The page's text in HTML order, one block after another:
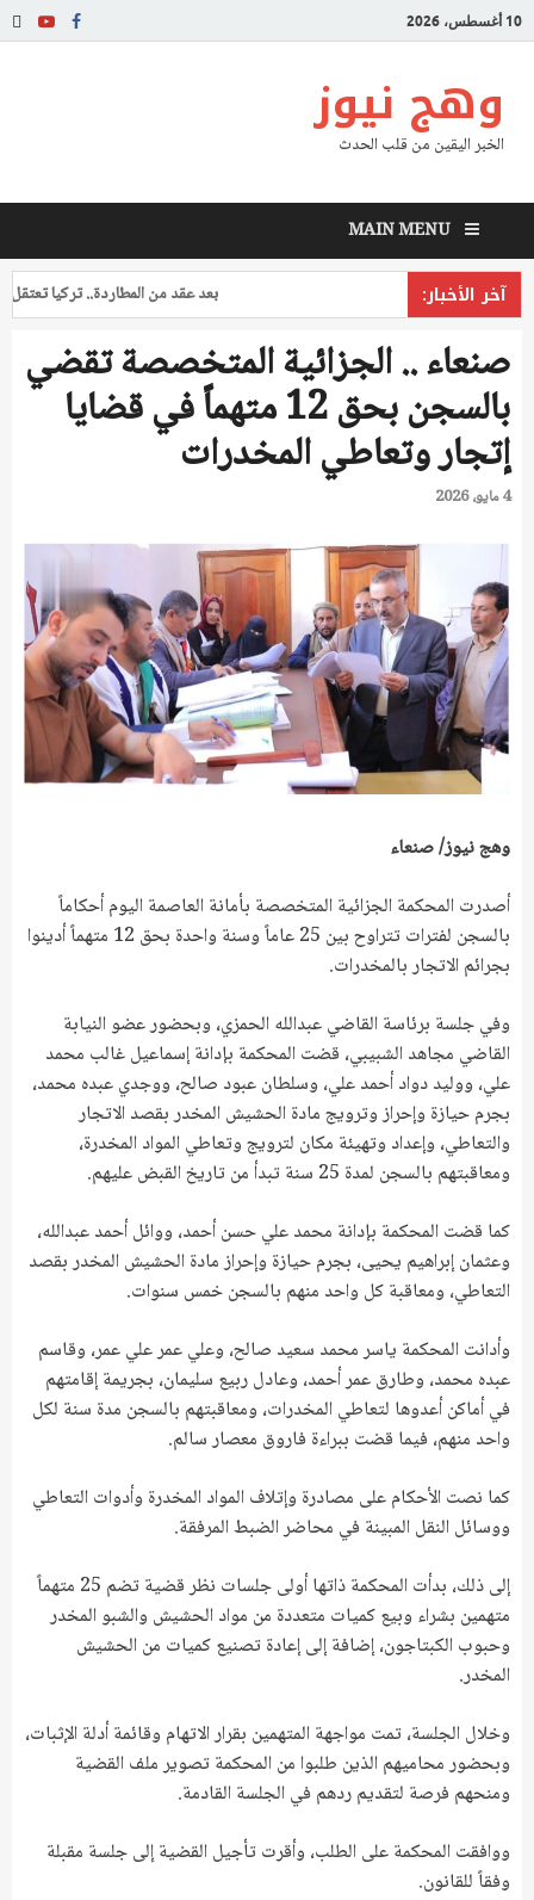
10 أغسطس، 2026
وهج نيوز
الخبر اليقين من قلب الحدث
MAIN MENU
آخر الأخبار: بعد عقد من المطاردة.. تركيا تعتقل
صنعاء .. الجزائية المتخصصة تقضي
بالسجن بحق 12 متهماً في قضايا
إتجار وتعاطي المخدرات
4 مايو، 2026
وهج نيوز/ صنعاء
أصدرت المحكمة الجزائية المتخصصة بأمانة العاصمة اليوم أحكاماً
بالسجن لفترات تتراوح بين 25 عاماً وسنة واحدة بحق 12 متهماً أدينوا
بجرائم الاتجار بالمخدرات.
وفي جلسة برئاسة القاضي عبدالله الحمزي، وبحضور عضو النيابة
القاضي مجاهد الشبيبي، قضت المحكمة بإدانة إسماعيل غالب محمد
علي، ووليد دواد أحمد علي، وسلطان عبود صالح، ووجدي عبده محمد،
بجرم حيازة وإحراز وترويج مادة الحشيش المخدر بقصد الاتجار
والتعاطي، وإعداد وتهيئة مكان لترويج وتعاطي المواد المخدرة،
ومعاقبتهم بالسجن لمدة 25 سنة تبدأ من تاريخ القبض عليهم.
كما قضت المحكمة بإدانة محمد علي حسن أحمد، ووائل أحمد عبدالله،
وعثمان إبراهيم يحيى، بجرم حيازة وإحراز مادة الحشيش المخدر بقصد
التعاطي، ومعاقبة كل واحد منهم بالسجن خمس سنوات.
وأدانت المحكمة ياسر محمد سعيد صالح، وعلي عمر علي عمر، وقاسم
عبده محمد، وطارق عمر أحمد، وعادل ربيع سليمان، بجريمة إقامتهم
في أماكن أعدوها لتعاطي المخدرات، ومعاقبتهم بالسجن مدة سنة لكل
واحد منهم، فيما قضت ببراءة فاروق معصار سالم.
كما نصت الأحكام على مصادرة وإتلاف المواد المخدرة وأدوات التعاطي
ووسائل النقل المبينة في محاضر الضبط المرفقة.
إلى ذلك، بدأت المحكمة ذاتها أولى جلسات نظر قضية تضم 25 متهماً
متهمين بشراء وبيع كميات متعددة من مواد الحشيش والشبو المخدر
وحبوب الكبتاجون، إضافة إلى إعادة تصنيع كميات من الحشيش
المخدر.
وخلال الجلسة، تمت مواجهة المتهمين بقرار الاتهام وقائمة أدلة الإثبات،
وبحضور محاميهم الذين طلبوا من المحكمة تصوير ملف القضية
ومنحهم فرصة لتقديم ردهم في الجلسة القادمة.
ووافقت المحكمة على الطلب، وأقرت تأجيل القضية إلى جلسة مقبلة
وفقاً للقانون.